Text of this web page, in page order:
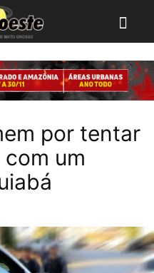
por tentar
um